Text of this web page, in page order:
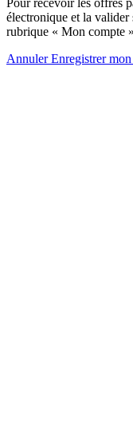
Pour recevoir les offres
électronique et la valider
rubrique « Mon compte »
AnnulerEnregistrer